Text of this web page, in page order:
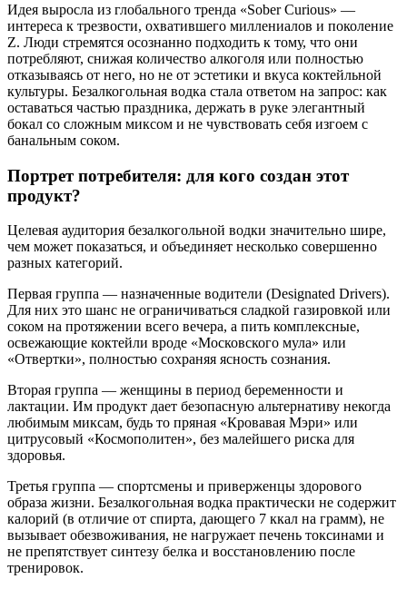
Идея выросла из глобального тренда «Sober Curious» —
интереса к трезвости, охватившего миллениалов и поколение
Z. Люди стремятся осознанно подходить к тому, что они
потребляют, снижая количество алкоголя или полностью
отказываясь от него, но не от эстетики и вкуса коктейльной
культуры. Безалкогольная водка стала ответом на запрос: как
оставаться частью праздника, держать в руке элегантный
бокал со сложным миксом и не чувствовать себя изгоем с
банальным соком.
Портрет потребителя: для кого создан этот
продукт?
Целевая аудитория безалкогольной водки значительно шире,
чем может показаться, и объединяет несколько совершенно
разных категорий.
Первая группа — назначенные водители (Designated Drivers).
Для них это шанс не ограничиваться сладкой газировкой или
соком на протяжении всего вечера, а пить комплексные,
освежающие коктейли вроде «Московского мула» или
«Отвертки», полностью сохраняя ясность сознания.
Вторая группа — женщины в период беременности и
лактации. Им продукт дает безопасную альтернативу некогда
любимым миксам, будь то пряная «Кровавая Мэри» или
цитрусовый «Космополитен», без малейшего риска для
здоровья.
Третья группа — спортсмены и приверженцы здорового
образа жизни. Безалкогольная водка практически не содержит
калорий (в отличие от спирта, дающего 7 ккал на грамм), не
вызывает обезвоживания, не нагружает печень токсинами и
не препятствует синтезу белка и восстановлению после
тренировок.